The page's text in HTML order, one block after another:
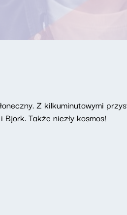
Z kilkuminutowymi
Także niezły kosmos!